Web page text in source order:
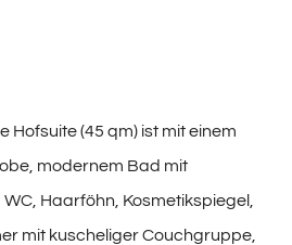
Hofsuite (45 qm) ist mit einem
modernem Bad mit
Haarföhn, Kosmetikspiegel,
mit kuscheliger Couchgruppe,